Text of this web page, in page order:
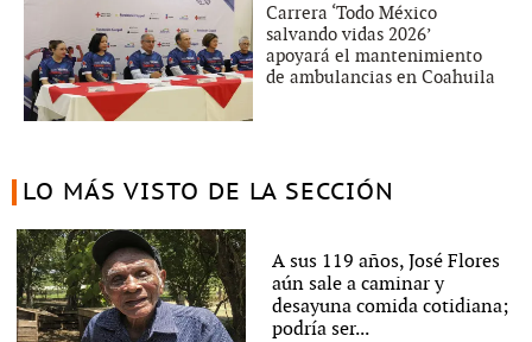
Carrera ‘Todo México
salvando vidas 2026’
apoyará el mantenimiento
de ambulancias en Coahuila
LO MÁS VISTO DE LA SECCIÓN
A sus 119 años, José Flores
aún sale a caminar y
desayuna comida cotidiana;
podría ser...